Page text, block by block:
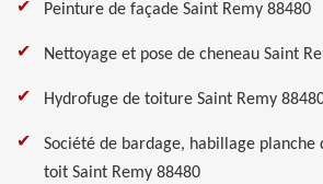
Peinture de façade Saint Remy 88480
Nettoyage et pose de cheneau Saint
Hydrofuge de toiture Saint Remy
Société de bardage, habillage planche
toit Saint Remy 88480